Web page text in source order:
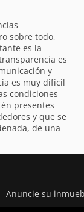
sobre todo,
es la
es
y
es muy difícil
condiciones
presentes
y que se
de una
Anuncie su